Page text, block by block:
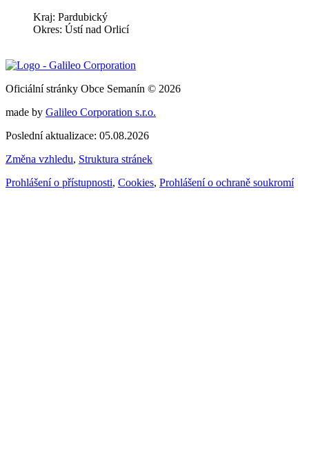
Kraj: Pardubický
Okres: Ústí nad Orlicí
Oficiální stránky Obce Semanín © 2026
made by Galileo Corporation s.r.o.
Poslední aktualizace: 05.08.2026
Změna vzhledu, Struktura stránek
Prohlášení o přístupnosti, Cookies, Prohlášení o ochraně soukromí